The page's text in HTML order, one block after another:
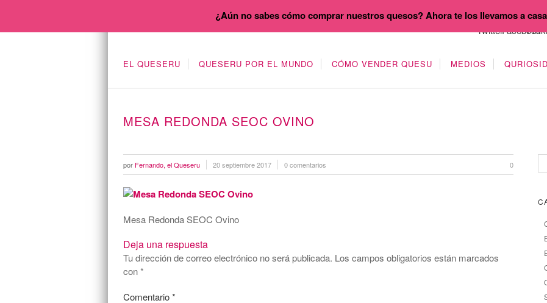
EL QUESERU QUESERU POR EL MUNDO CÓMO VENDER QUESU MEDIOS
MESA REDONDA SEOC OVINO
por Fernando, el Queseru 20 septiembre 2017 0 comentarios 0
Mesa Redonda SEOC Ovino
Deja una respuesta
Tu dirección de correo electrónico no será publicada. Los campos obligatorios están marcados
con*
Comentario*
¿Aún no sabes cómo comprar nuestros quesos? Ahora te los llevamos a casa